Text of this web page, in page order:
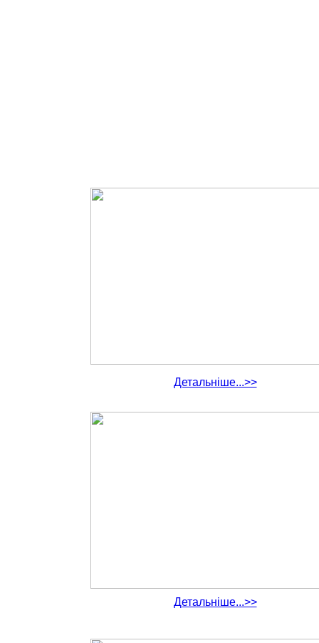
Детальніше...>>
Детальніше...>>